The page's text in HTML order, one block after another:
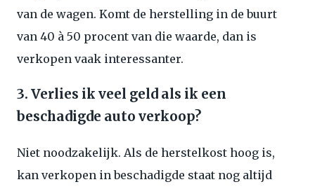
van de wagen. Komt de herstelling in de buurt
van 40 à 50 procent van die waarde, dan is
verkopen vaak interessanter.
3. Verlies ik veel geld als ik een
beschadigde auto verkoop?
Niet noodzakelijk. Als de herstelkost hoog is,
kan verkopen in beschadigde staat nog altijd